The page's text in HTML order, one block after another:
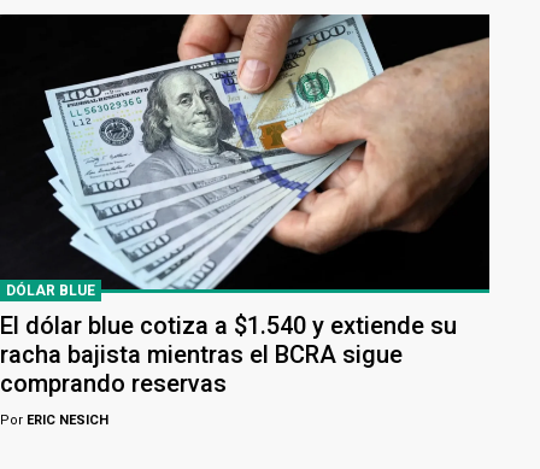
DÓLAR BLUE
El dólar blue cotiza a $1.540 y extiende su
racha bajista mientras el BCRA sigue
comprando reservas
Por ERIC NESICH